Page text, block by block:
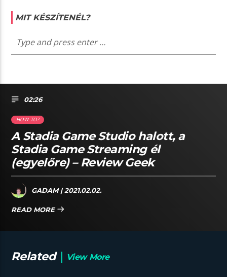
MIT KÉSZÍTENÉL?
02:26
HOW TO?
A Stadia Game Studio halott, a
Stadia Game Streaming él
(egyelőre) – Review Geek
GADAM| 2021.02.02.
READ MORE
Related View More